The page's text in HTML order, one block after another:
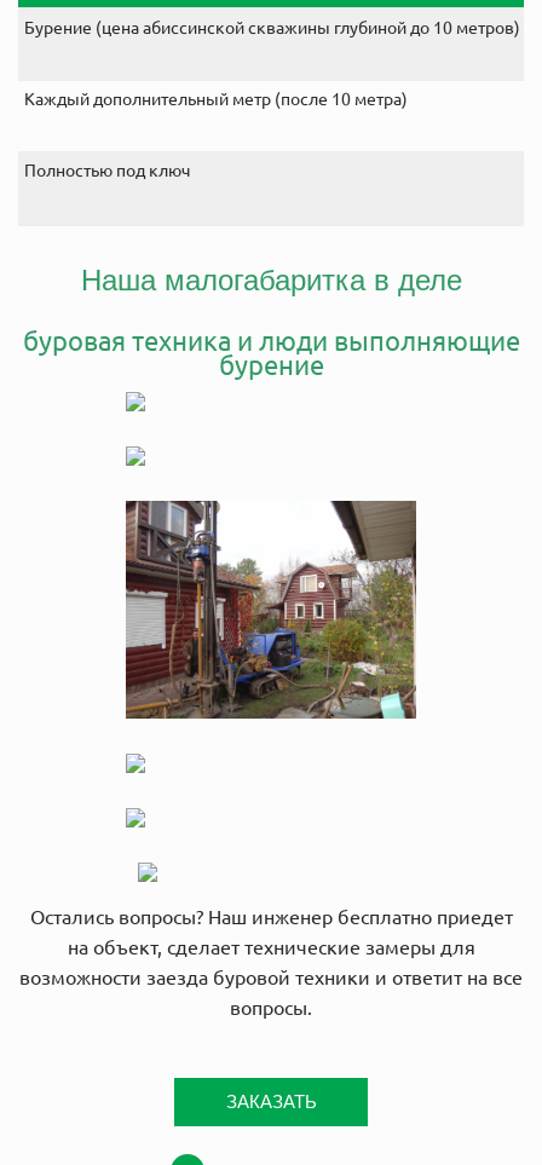
Бурение (цена абиссинской скважины глубиной до 10 метров)
Каждый дополнительный метр (после 10 метра)
Полностью под ключ
Наша малогабаритка в деле
буровая техника и люди выполняющие
бурение
Остались вопросы? Наш инженер бесплатно приедет
на объект, сделает технические замеры для
возможности заезда буровой техники и ответит на все
вопросы.
ЗАКАЗАТЬ